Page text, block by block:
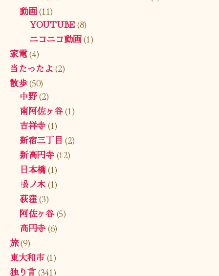
動画(11)
YOUTUBE(8)
ニコニコ動画(1)
家電(4)
当たったよ(2)
散歩(50)
中野(2)
南阿佐ヶ谷(1)
吉祥寺(1)
新宿三丁目 (2)
新高円寺(12)
日本橋(1)
松ノ木(1)
荻窪(3)
阿佐ヶ谷(5)
高円寺(6)
旅(9)
東大和市(1)
独り言(341)